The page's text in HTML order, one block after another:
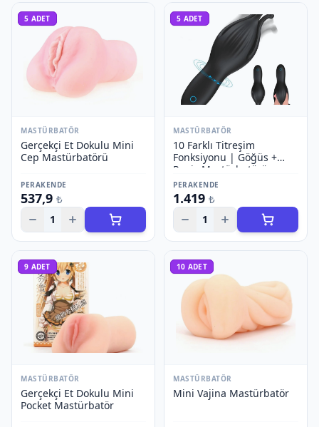
5 ADET
MASTÜRBATÖR
Gerçekçi Et Dokulu Mini
Cep Mastürbatörü
PERAKENDE
537,9 ₺
1
5 ADET
MASTÜRBATÖR
10 Farklı Titreşim
Fonksiyonu | Göğüs +
Penis Mastürbatörü
PERAKENDE
1.419 ₺
1
9 ADET
MASTÜRBATÖR
Gerçekçi Et Dokulu Mini
Pocket Mastürbatör
10 ADET
MASTÜRBATÖR
Mini Vajina Mastürbatör